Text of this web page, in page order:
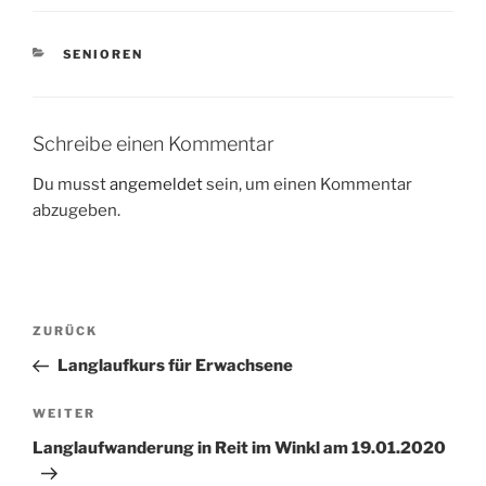
KATEGORIEN
SENIOREN
Schreibe einen Kommentar
Du musstangemeldetsein, um einen Kommentar
abzugeben.
Beitragsnavigation
Vorheriger
Beitrag
ZURÜCK
Langlaufkurs für Erwachsene
Nächster
Beitrag
WEITER
Langlaufwanderung in Reit im Winkl am 19.01.2020